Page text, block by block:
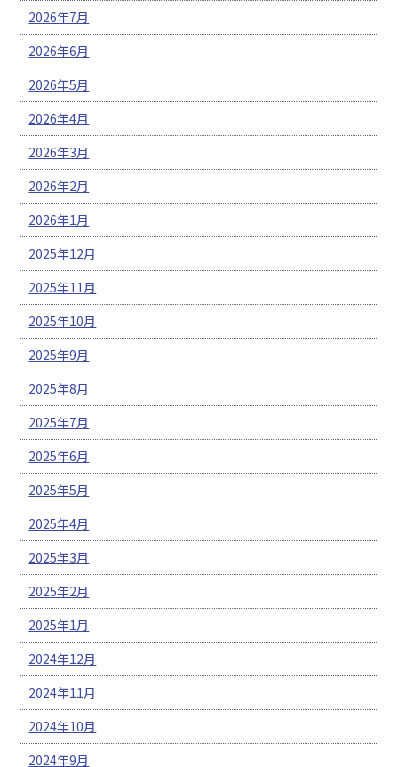
2026年7月
2026年6月
2026年5月
2026年4月
2026年3月
2026年2月
2026年1月
2025年12月
2025年11月
2025年10月
2025年9月
2025年8月
2025年7月
2025年6月
2025年5月
2025年4月
2025年3月
2025年2月
2025年1月
2024年12月
2024年11月
2024年10月
2024年9月